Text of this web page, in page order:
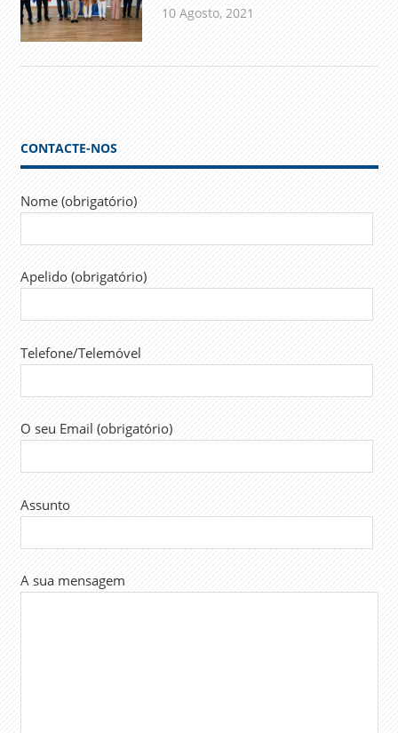
10 Agosto, 2021
CONTACTE-NOS
Nome (obrigatório)
Apelido (obrigatório)
Telefone/Telemóvel
O seu Email (obrigatório)
Assunto
A sua mensagem